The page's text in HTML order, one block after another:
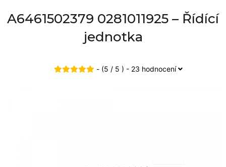
A6461502379 0281011925 – Řídící
jednotka
- (5 / 5 ) - 23 hodnocení